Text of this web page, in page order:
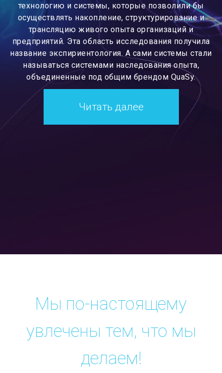
технологию и системы, которые позволили бы
осуществлять накопление, структурирование и
трансляцию живого опыта организаций и
предприятий. Эта область исследования получила
название экспириентология. А сами системы стали
называться системами наследования опыта,
объединенные под общим брендом QuaSy.
Читать далее
Мы по-настоящему
увлечены тем, что мы
делаем!